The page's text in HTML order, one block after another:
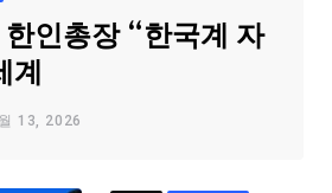
인총장 “한국계 자
13, 2026